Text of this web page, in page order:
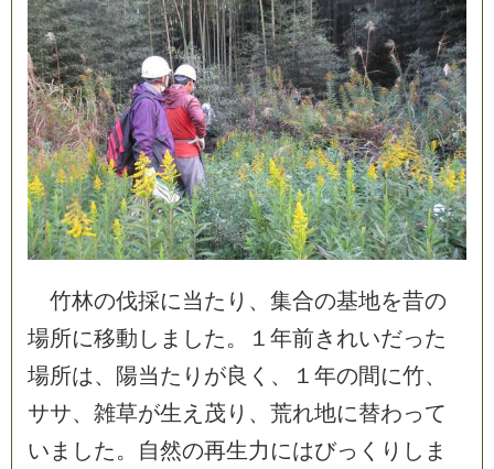
竹林の伐採に当た り 、 集合の基地を昔の
場所に移動 し ま した。 １ 年前き れいだった
場所は、 陽当た り が良 く 、 １ 年の間 に竹、
ササ、 雑草が生 え 茂 り 、 荒れ地に替わって
い ま した。 自然の再生力 にはびっ く り し ま